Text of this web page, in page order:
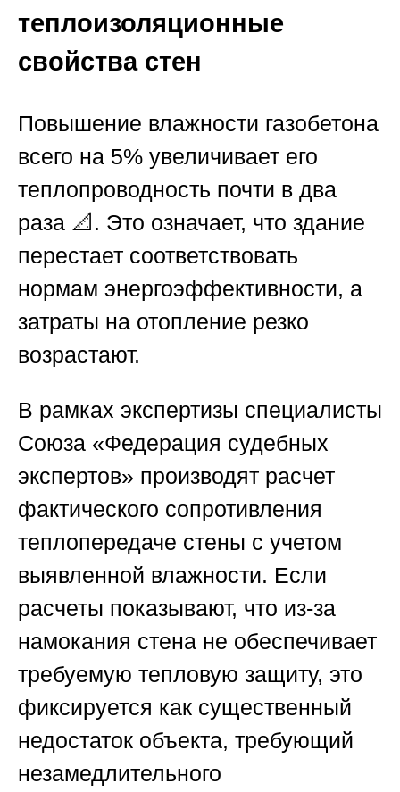
теплоизоляционные
свойства стен
Повышение влажности газобетона
всего на 5% увеличивает его
теплопроводность почти в два
раза 📐. Это означает, что здание
перестает соответствовать
нормам энергоэффективности, а
затраты на отопление резко
возрастают.
В рамках экспертизы специалисты
Союза «Федерация судебных
экспертов» производят расчет
фактического сопротивления
теплопередаче стены с учетом
выявленной влажности. Если
расчеты показывают, что из-за
намокания стена не обеспечивает
требуемую тепловую защиту, это
фиксируется как существенный
недостаток объекта, требующий
незамедлительного